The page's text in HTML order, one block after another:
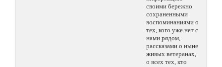
своими бережно
сохраненными
воспоминаниями о
тех, кого уже нет с
нами рядом,
рассказами о ныне
живых ветеранах,
о всех тех, кто